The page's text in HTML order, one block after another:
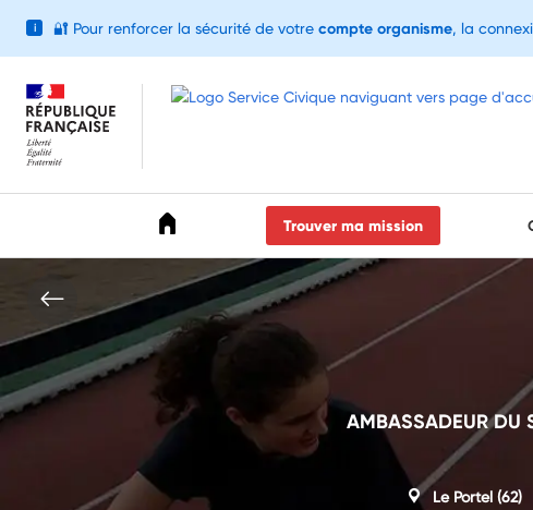
Trouver ma mission
AMBASSADEUR DU
Le Portel (62)
i 🔐 Pour renforcer la sécurité de votre compte organisme, la